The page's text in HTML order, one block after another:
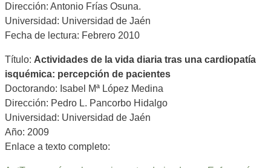
Dirección: Antonio Frías Osuna.
Universidad: Universidad de Jaén
Fecha de lectura: Febrero 2010
Título: Actividades de la vida diaria tras una cardiopatía
isquémica: percepción de pacientes
Doctorando: Isabel Mª López Medina
Dirección: Pedro L. Pancorbo Hidalgo
Universidad: Universidad de Jaén
Año: 2009
Enlace a texto completo: